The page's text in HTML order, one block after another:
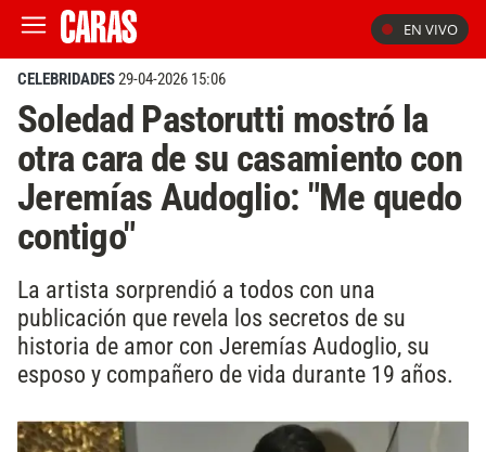
EN VIVO
CELEBRIDADES29-04-2026 15:06
Soledad Pastorutti mostró la
otra cara de su casamiento con
Jeremías Audoglio: "Me quedo
contigo"
La artista sorprendió a todos con una
publicación que revela los secretos de su
historia de amor con Jeremías Audoglio, su
esposo y compañero de vida durante 19 años.